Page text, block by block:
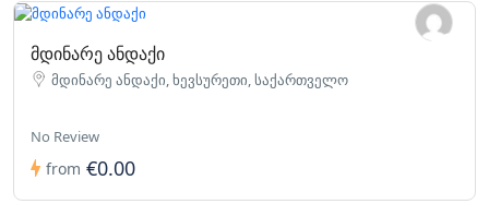
მდინარე ანდაქი
მდინარე ანდაქი, ხევსურეთი, საქართველო
No Review
from €0.00